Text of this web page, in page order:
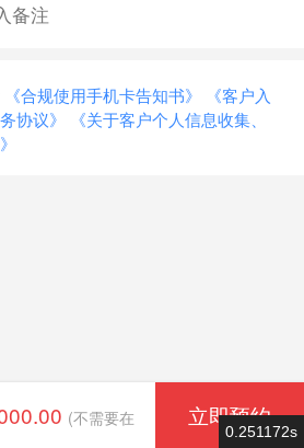
《合规使用手机卡告知书》
《客户入
协议》
《关于客户个人信息收集、
(不需要在 立即预约
0.251172s